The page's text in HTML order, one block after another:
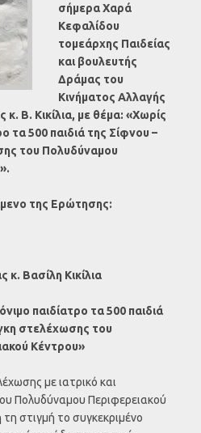
σήμερα Χαρά
Κεφαλίδου
τομεάρχης Παιδείας
και βουλευτής
Δράμας του
Κινήματος Αλλαγής
Β. Κικίλια, με θέμα: «Χωρίς
τα 500 παιδιά της Σίφνου –
του Πολυδύναμου
της Ερώτησης:
κ. Βασίλη Κικίλια
παιδίατρο τα 500 παιδιά
στελέχωσης του
Κέντρου»
με ιατρικό και
Πολυδύναμου Περιφερειακού
στιγμή το συγκεκριμένο